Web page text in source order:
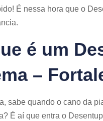
É nessa hora que o
é um
–
sabe quando o cano da
É aí que entra o